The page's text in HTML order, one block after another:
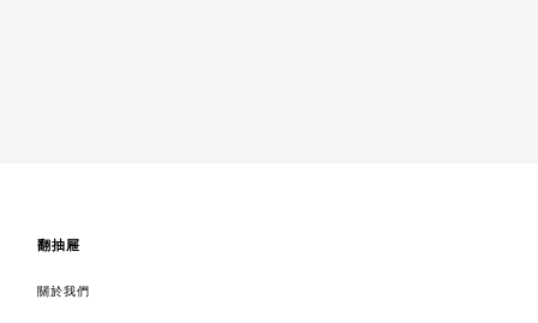
翻抽屜
關於我們